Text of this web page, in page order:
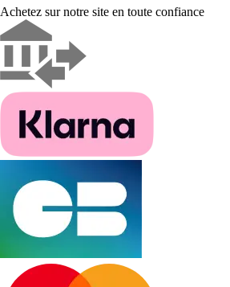
Achetez sur notre site en toute confiance